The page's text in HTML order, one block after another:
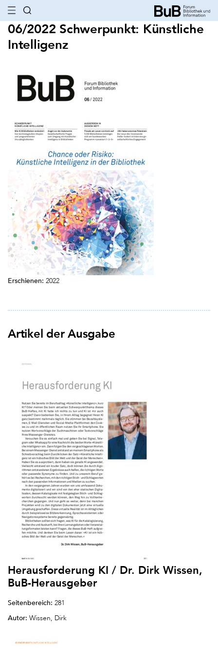
06/2022 Schwerpunkt: Künstliche
Intelligenz
Erschienen: 2022
Artikel der Ausgabe
Herausforderung KI / Dr. Dirk Wissen,
BuB-Herausgeber
Seitenbereich: 281
Autor: Wissen, Dirk